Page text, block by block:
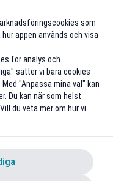
som
appen används och visa
för analys och
sätter vi bara cookies
"Anpassa mina val" kan
Du kan när som helst
du veta mer om hur vi